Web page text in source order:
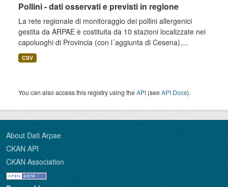
Pollini - dati osservati e previsti in regione
La rete regionale di monitoraggio dei pollini allergenici
gestita da ARPAE è costituita da 10 stazioni localizzate nei
capoluoghi di Provincia (con l´aggiunta di Cesena),...
CSV
You can also access this registry using theAPI (seeAPI Docs).
About Dati Arpae
CKAN API
CKAN Association